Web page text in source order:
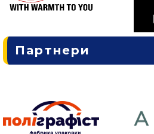
Партнери